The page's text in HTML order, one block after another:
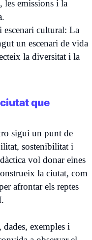
les emissions i la
cultural: La
un escenari de vida
la diversitat i la
que
sigui un punt de
sostenibilitat i
vol donar eines
la ciutat, com
afrontar els reptes
exemples i